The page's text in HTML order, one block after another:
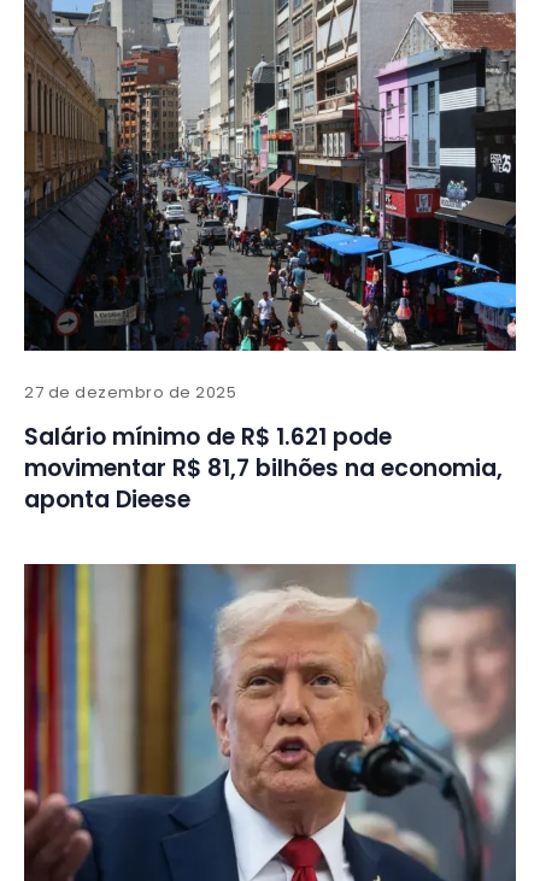
27 de dezembro de 2025
Salário mínimo de R$ 1.621 pode
movimentar R$ 81,7 bilhões na economia,
aponta Dieese